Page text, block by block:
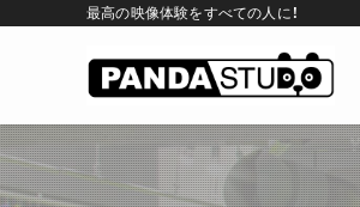
最高の映像体験をすべての人に！